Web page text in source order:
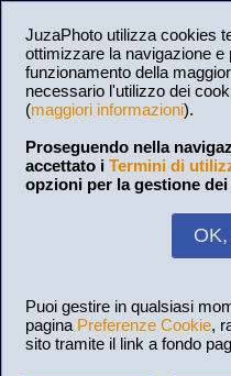
JuzaPhoto utilizza cookies
ottimizzare la navigazione e
funzionamento della
necessario l'utilizzo dei
(maggiori informazioni).
Proseguendo nella
accettato i Termini di
opzioni per la gestione
Puoi gestire in qualsiasi
pagina Preferenze Cookie,
sito tramite il link a fondo